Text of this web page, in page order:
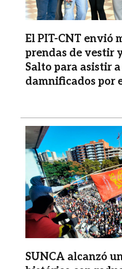
El PIT-CNT envió
prendas de vestir
Salto para asistir
damnificados por
Imagen
SUNCA alcanzó